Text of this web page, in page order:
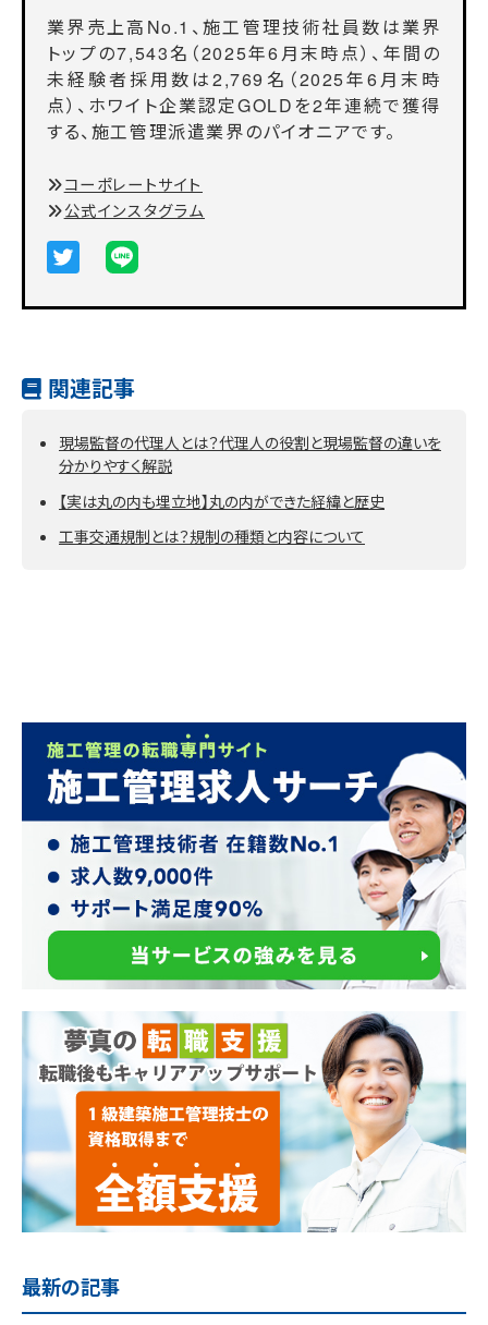
業界売上高No.1、施工管理技術社員数は業界
トップの7,543名（2025年6月末時点）、年間の
未経験者採用数は2,769名（2025年6月末時
点）、ホワイト企業認定GOLDを2年連続で獲得
する、施工管理派遣業界のパイオニアです。
コーポレートサイト
公式インスタグラム
関連記事
現場監督の代理人とは？代理人の役割と現場監督の違いを
分かりやすく解説
【実は丸の内も埋立地】丸の内ができた経緯と歴史
工事交通規制とは？規制の種類と内容について
最新の記事